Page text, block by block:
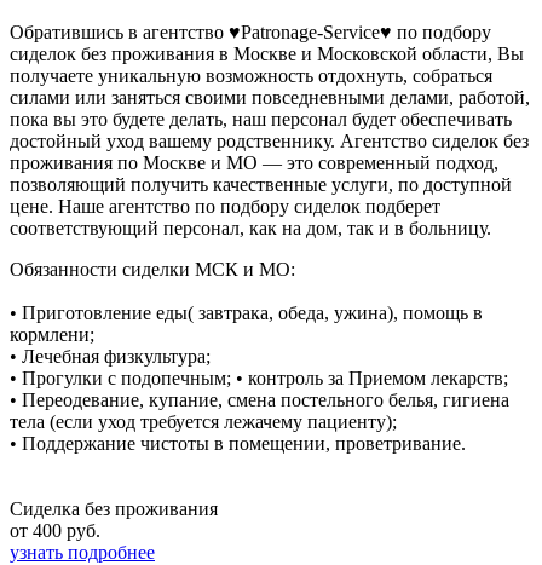
Обратившись в агентство ♥Patronage-Service♥ по подбору
сиделок без проживания в Москве и Московской области, Вы
получаете уникальную возможность отдохнуть, собраться
силами или заняться своими повседневными делами, работой,
пока вы это будете делать, наш персонал будет обеспечивать
достойный уход вашему родственнику. Агентство сиделок без
проживания по Москве и МО — это современный подход,
позволяющий получить качественные услуги, по доступной
цене. Наше агентство по подбору сиделок подберет
соответствующий персонал, как на дом, так и в больницу.
Обязанности сиделки МСК и МО:
• Приготовление еды( завтрака, обеда, ужина), помощь в
кормлени;
• Лечебная физкультура;
• Прогулки с подопечным; • контроль за Приемом лекарств;
• Переодевание, купание, смена постельного белья, гигиена
тела (если уход требуется лежачему пациенту);
• Поддержание чистоты в помещении, проветривание.
Сиделка без проживания
от 400 руб.
узнать подробнее